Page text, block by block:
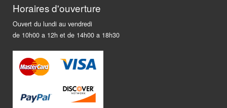
Horaires d'ouverture
Ouvert du lundi au vendredi
de 10h00 a 12h et de 14h00 a 18h30